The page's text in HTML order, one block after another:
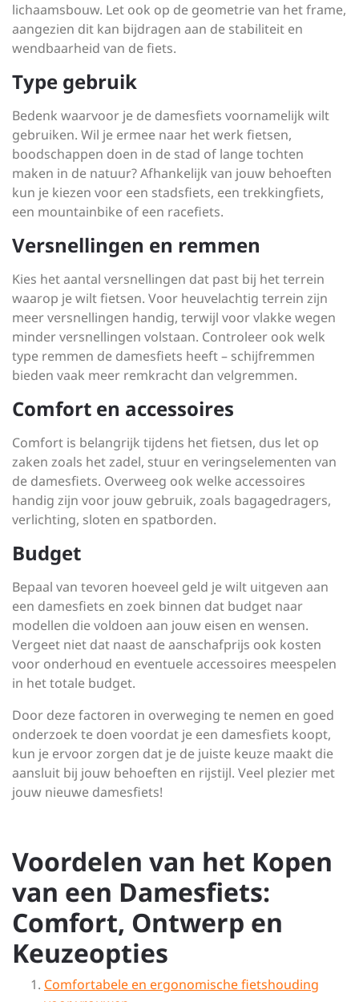
lichaamsbouw. Let ook op de geometrie van het frame,
aangezien dit kan bijdragen aan de stabiliteit en
wendbaarheid van de fiets.
Type gebruik
Bedenk waarvoor je de damesfiets voornamelijk wilt
gebruiken. Wil je ermee naar het werk fietsen,
boodschappen doen in de stad of lange tochten
maken in de natuur? Afhankelijk van jouw behoeften
kun je kiezen voor een stadsfiets, een trekkingfiets,
een mountainbike of een racefiets.
Versnellingen en remmen
Kies het aantal versnellingen dat past bij het terrein
waarop je wilt fietsen. Voor heuvelachtig terrein zijn
meer versnellingen handig, terwijl voor vlakke wegen
minder versnellingen volstaan. Controleer ook welk
type remmen de damesfiets heeft – schijfremmen
bieden vaak meer remkracht dan velgremmen.
Comfort en accessoires
Comfort is belangrijk tijdens het fietsen, dus let op
zaken zoals het zadel, stuur en veringselementen van
de damesfiets. Overweeg ook welke accessoires
handig zijn voor jouw gebruik, zoals bagagedragers,
verlichting, sloten en spatborden.
Budget
Bepaal van tevoren hoeveel geld je wilt uitgeven aan
een damesfiets en zoek binnen dat budget naar
modellen die voldoen aan jouw eisen en wensen.
Vergeet niet dat naast de aanschafprijs ook kosten
voor onderhoud en eventuele accessoires meespelen
in het totale budget.
Door deze factoren in overweging te nemen en goed
onderzoek te doen voordat je een damesfiets koopt,
kun je ervoor zorgen dat je de juiste keuze maakt die
aansluit bij jouw behoeften en rijstijl. Veel plezier met
jouw nieuwe damesfiets!
Voordelen van het Kopen
van een Damesfiets:
Comfort, Ontwerp en
Keuzeopties
Comfortabele en ergonomische fietshouding